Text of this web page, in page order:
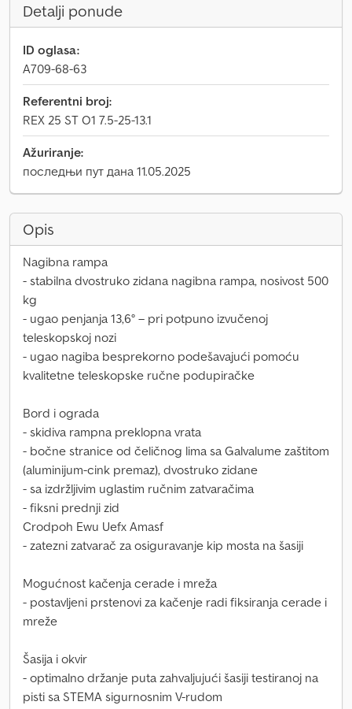
Detalji ponude
ID oglasa:
A709-68-63
Referentni broj:
REX 25 ST O1 7.5-25-13.1
Ažuriranje:
последњи пут дана 11.05.2025
Opis
Nagibna rampa
- stabilna dvostruko zidana nagibna rampa, nosivost 500
kg
- ugao penjanja 13,6° – pri potpuno izvučenoj
teleskopskoj nozi
- ugao nagiba besprekorno podešavajući pomoću
kvalitetne teleskopske ručne podupiračke
Bord i ograda
- skidiva rampna preklopna vrata
- bočne stranice od čeličnog lima sa Galvalume zaštitom
(aluminijum-cink premaz), dvostruko zidane
- sa izdržljivim uglastim ručnim zatvaračima
- fiksni prednji zid
Crodpoh Ewu Uefx Amasf
- zatezni zatvarač za osiguravanje kip mosta na šasiji
Mogućnost kačenja cerade i mreža
- postavljeni prstenovi za kačenje radi fiksiranja cerade i
mreže
Šasija i okvir
- optimalno držanje puta zahvaljujući šasiji testiranoj na
pisti sa STEMA sigurnosnim V-rudom